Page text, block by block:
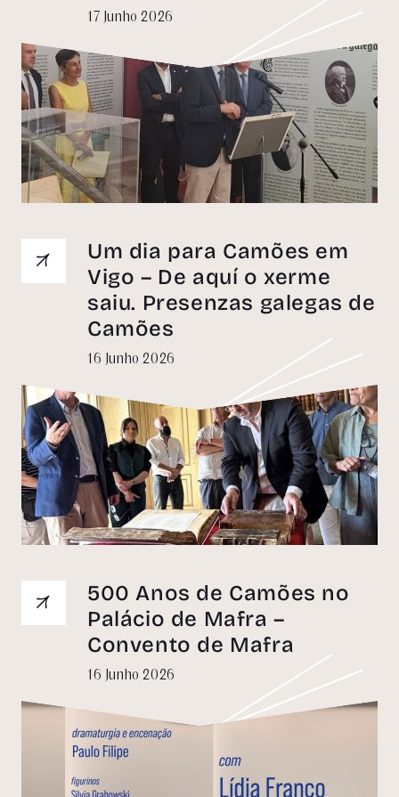
17 Junho 2026
Um dia para Camões em
Vigo – De aquí o xerme
saiu. Presenzas galegas de
Camões
16 Junho 2026
500 Anos de Camões no
Palácio de Mafra –
Convento de Mafra
16 Junho 2026